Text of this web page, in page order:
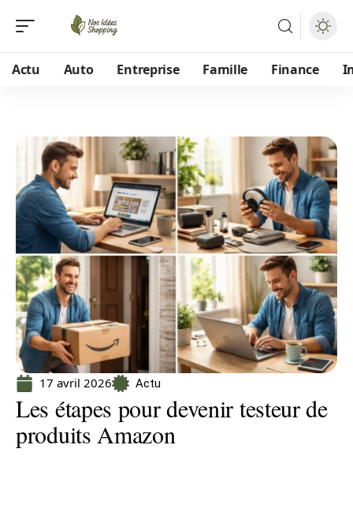
Actu Auto Entreprise Famille Finance
17 avril 2026 Actu
Les étapes pour devenir testeur de
produits Amazon